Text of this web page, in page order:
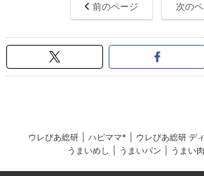
前のページ 次の
ウレぴあ総研 ハピママ* ウレぴあ総研 デ
うまいめし
うまいパン うまい肉